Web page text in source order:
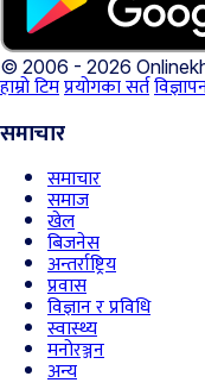
© 2006 - 2026
हाम्रो टिमप्रयोगका सर्त
समाचार
समाचार
समाज
खेल
बिजनेस
अन्तर्राष्ट्रिय
प्रवास
विज्ञान र प्रविधि
स्वास्थ्य
मनोरञ्जन
अन्य